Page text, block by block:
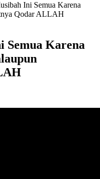
Ini Semua Karena
Qodar ALLAH
Semua Karena